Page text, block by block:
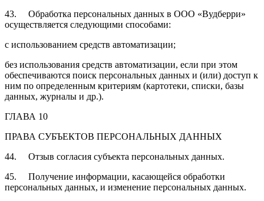
43. Обработка персональных данных в ООО «Вудберри»
осуществляется следующими способами:
с использованием средств автоматизации;
без использования средств автоматизации, если при этом
обеспечиваются поиск персональных данных и (или) доступ к
ним по определенным критериям (картотеки, списки, базы
данных, журналы и др.).
ГЛАВА 10
ПРАВА СУБЪЕКТОВ ПЕРСОНАЛЬНЫХ ДАННЫХ
44. Отзыв согласия субъекта персональных данных.
45. Получение информации, касающейся обработки
персональных данных, и изменение персональных данных.